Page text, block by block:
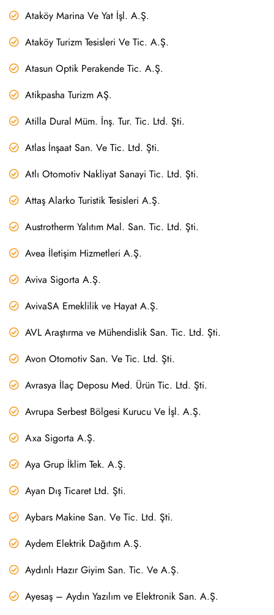
Ataköy Marina Ve Yat İşl. A.Ş.
Ataköy Turizm Tesisleri Ve Tic. A.Ş.
Atasun Optik Perakende Tic. A.Ş.
Atikpasha Turizm AŞ.
Atilla Dural Müm. İnş. Tur. Tic. Ltd. Şti.
Atlas İnşaat San. Ve Tic. Ltd. Şti.
Atlı Otomotiv Nakliyat Sanayi Tic. Ltd. Şti.
Attaş Alarko Turistik Tesisleri A.Ş.
Austrotherm Yalıtım Mal. San. Tic. Ltd. Şti.
Avea İletişim Hizmetleri A.Ş.
Aviva Sigorta A.Ş.
AvivaSA Emeklilik ve Hayat A.Ş.
AVL Araştırma ve Mühendislik San. Tic. Ltd. Şti.
Avon Otomotiv San. Ve Tic. Ltd. Şti.
Avrasya İlaç Deposu Med. Ürün Tic. Ltd. Şti.
Avrupa Serbest Bölgesi Kurucu Ve İşl. A.Ş.
Axa Sigorta A.Ş.
Aya Grup İklim Tek. A.Ş.
Ayan Dış Ticaret Ltd. Şti.
Aybars Makine San. Ve Tic. Ltd. Şti.
Aydem Elektrik Dağıtım A.Ş.
Aydınlı Hazır Giyim San. Tic. Ve A.Ş.
Ayesaş – Aydın Yazılım ve Elektronik San. A.Ş.